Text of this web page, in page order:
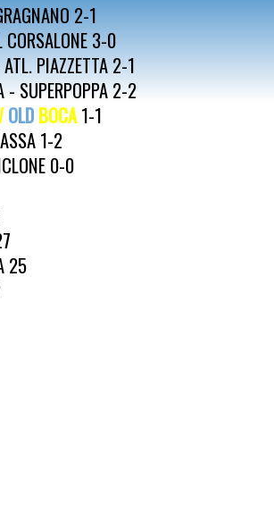
2-1
3-0
PIAZZETTA 2-1
- SUPERPOPPA 2-2
OLD BOCA 1-1
1-2
0-0
25